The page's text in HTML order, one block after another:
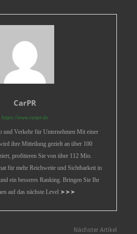
CarPR
https://www.carpr.de
und Verkehr für Unternehmen Mit einer
ihre Mitteilung gezielt an über 100
profitieren Sie von über 112 Mio.
für mehr Reichweite und Sichtbarkeit in
ein besseres Ranking. Bringen Sie Ihr
auf das nächste Level ➤➤➤
Nächster Artikel